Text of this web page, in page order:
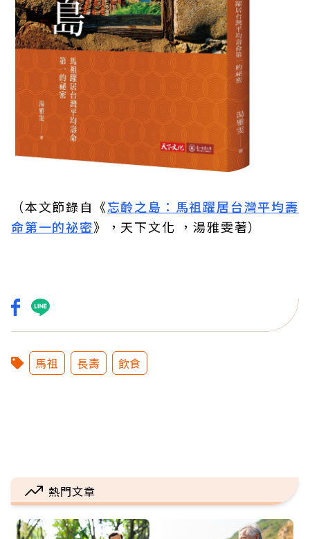
（本文節錄自《忘齡之島：馬祖躍居台灣平均壽
命第一的祕密》，天下文化 ，湯雅雯著）
馬祖 長壽 飲食
熱門文章